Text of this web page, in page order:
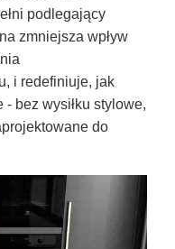
podlegający
zmniejsza wpływ
i redefiniuje, jak
bez wysiłku stylowe,
do